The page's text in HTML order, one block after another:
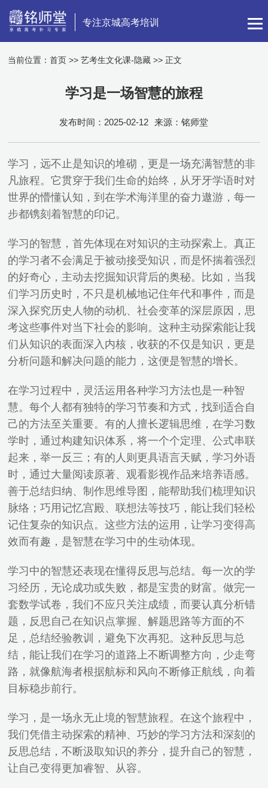
专注京城高考培训
当前位置：首页 >>艺考生文化课-隐藏 >> 正文
学习是一场智慧的旅程
发布时间：2025-02-12 来源：铭师堂
学习，远不止是知识的堆砌，更是一场充满智慧的非
凡旅程。它贯穿于我们生命的始终，从牙牙学语时对
世界的懵懂认知，到在学术海洋里的奋力遨游，每一
步都镌刻着智慧的印记。
学习的智慧，首先体现在对知识的主动探索上。真正
的学习者不会满足于被动接受知识，而是怀揣着强烈
的好奇心，主动去挖掘知识背后的奥秘。比如，当我
们学习历史时，不只是机械地记住年代和事件，而是
深入探究历史人物的动机、社会变革的深层原因，思
考这些事件对当下社会的影响。这种主动探索能让我
们从知识的表面深入内核，收获的不仅是知识，更是
分析问题和解决问题的能力，这便是智慧的增长。
在学习过程中，灵活运用各种学习方法也是一种智
慧。每个人都有独特的学习节奏和方式，找到适合自
己的方法至关重要。有的人擅长逻辑思维，在学习数
学时，通过构建知识体系，将一个个定理、公式串联
起来，举一反三；有的人则更具语言天赋，学习外语
时，通过大量阅读原著、观看影视作品来培养语感。
善于总结归纳、制作思维导图，能帮助我们梳理知识
脉络；巧用记忆宫殿、联想法等技巧，能让我们轻松
记住复杂的知识点。这些方法的运用，让学习变得高
效而有趣，是智慧在学习中的生动体现。
学习中的智慧还表现在懂得反思与总结。每一次的学
习经历，无论成功或失败，都是宝贵的财富。做完一
套数学试卷，我们不应只关注成绩，而要认真分析错
题，反思自己在知识点掌握、解题思路等方面的不
足，总结经验教训，避免下次再犯。这种反思与总
结，能让我们在学习的道路上不断调整方向，少走弯
路，就像航海者根据航标和风向不断修正航线，向着
目标稳步前行。
学习，是一场永无止境的智慧旅程。在这个旅程中，
我们凭借主动探索的精神、巧妙的学习方法和深刻的
反思总结，不断汲取知识的养分，提升自己的智慧，
让自己变得更加睿智、从容。